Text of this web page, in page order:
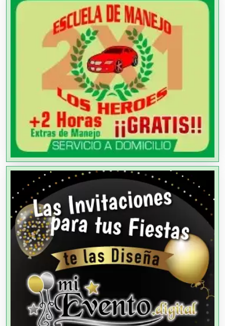
Agencias de Autos
Agencias de Cobranza
Agencias de Colocación
Agencias de Modelos
Agencias de Publicidad
Agencias de Viajes
Agricultores
Agricultura y Ganadería